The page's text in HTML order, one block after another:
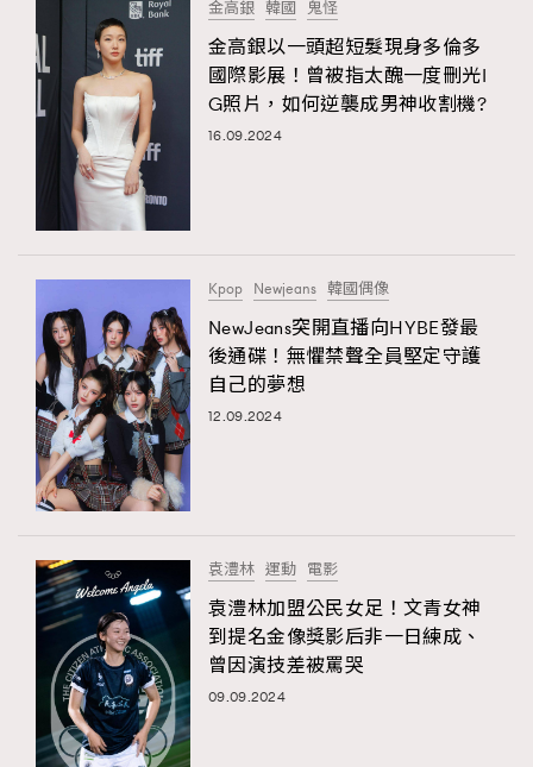
金高銀 韓國 鬼怪
金高銀以一頭超短髮現身多倫多
國際影展！曾被指太醜一度刪光I
G照片，如何逆襲成男神收割機?
16.09.2024
Kpop Newjeans 韓國偶像
NewJeans突開直播向HYBE發最
後通碟！無懼禁聲全員堅定守護
自己的夢想
12.09.2024
袁澧林 運動 電影
袁澧林加盟公民女足！文青女神
到提名金像獎影后非一日練成、
曾因演技差被罵哭
09.09.2024